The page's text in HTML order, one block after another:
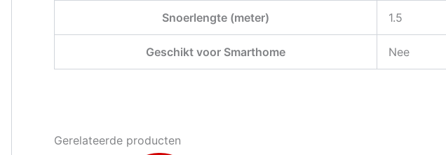
Snoerlengte (meter) 1.5
Geschikt voor Smarthome Nee
Gerelateerde producten